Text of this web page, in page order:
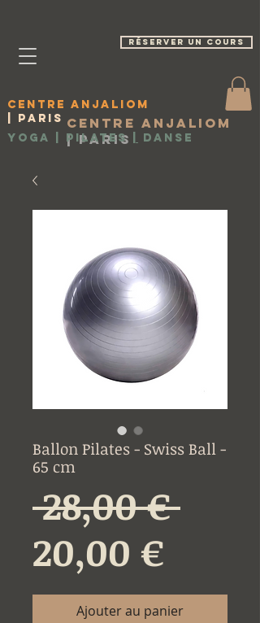
réserver un cours
Centre Anjaliom
| Paris
Yoga | Pilates
Danse
Centre Anjaliom
| Paris
Ballon Pilates - Swiss Ball -
65 cm
28,00 € Prix
20,00 €
Ajouter au panier